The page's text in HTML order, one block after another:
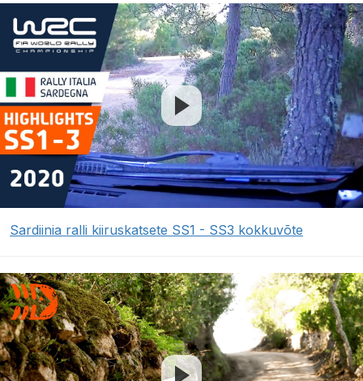
Sardiinia ralli kiiruskatsete SS1 - SS3 kokkuvõte